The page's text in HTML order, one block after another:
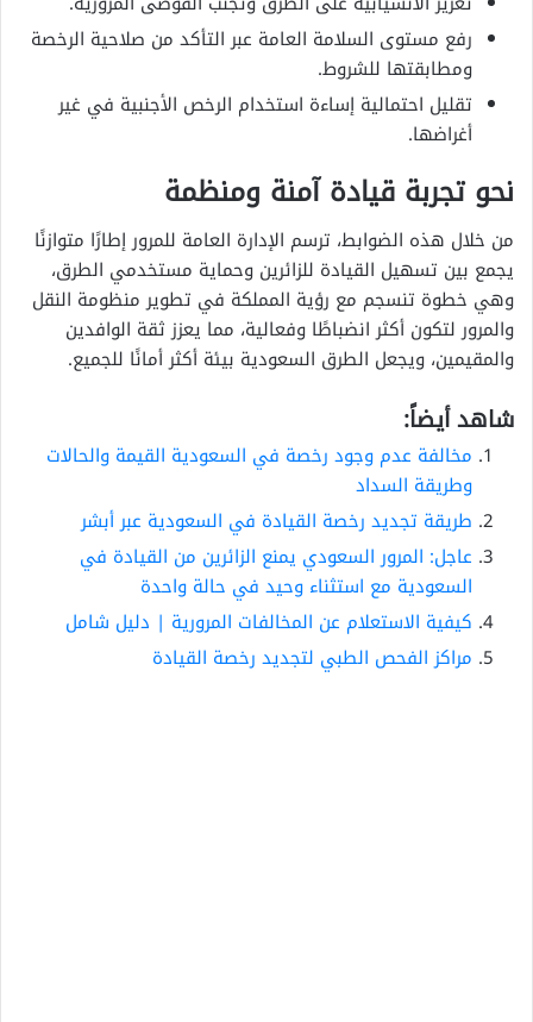
رفع مستوى السلامة العامة عبر التأكد من صلاحية الرخصة
ومطابقتها للشروط.
تقليل احتمالية إساءة استخدام الرخص الأجنبية في غير
أغراضها.
نحو تجربة قيادة آمنة ومنظمة
من خلال هذه الضوابط، ترسم الإدارة العامة للمرور إطارًا متوازنًا
يجمع بين تسهيل القيادة للزائرين وحماية مستخدمي الطرق،
وهي خطوة تنسجم مع رؤية المملكة في تطوير منظومة النقل
والمرور لتكون أكثر انضباطًا وفعالية، مما يعزز ثقة الوافدين
والمقيمين، ويجعل الطرق السعودية بيئة أكثر أمانًا للجميع.
شاهد أيضاً:
مخالفة عدم وجود رخصة في السعودية القيمة والحالات
وطريقة السداد
طريقة تجديد رخصة القيادة في السعودية عبر أبشر
عاجل: المرور السعودي يمنع الزائرين من القيادة في
السعودية مع استثناء وحيد في حالة واحدة
كيفية الاستعلام عن المخالفات المرورية | دليل شامل
مراكز الفحص الطبي لتجديد رخصة القيادة